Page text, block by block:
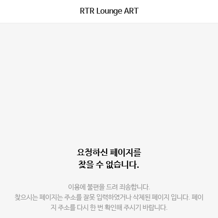
RTR Lounge ART
요청하신 페이지를
찾을 수 없습니다.
이용에 불편을 드려 죄송합니다.
찾으시는 페이지는 주소를 잘못 입력하였거나 삭제된 페이지 입니다. 페이
지 주소를 다시 한 번 확인해 주시기 바랍니다.